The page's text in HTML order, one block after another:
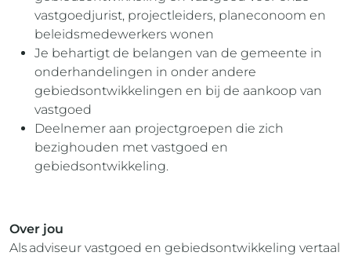
vastgoedjurist, projectleiders, planeconoom en
beleidsmedewerkers wonen
Je behartigt de belangen van de gemeente in
onderhandelingen in onder andere
gebiedsontwikkelingen en bij de aankoop van
vastgoed
Deelnemer aan projectgroepen die zich
bezighouden met vastgoed en
gebiedsontwikkeling.
Over jou
Als adviseur vastgoed en gebiedsontwikkeling vertaal